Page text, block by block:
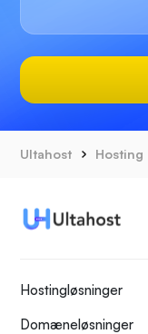
Ultahost Hosting
Hostingløsninger
Domæneløsninger